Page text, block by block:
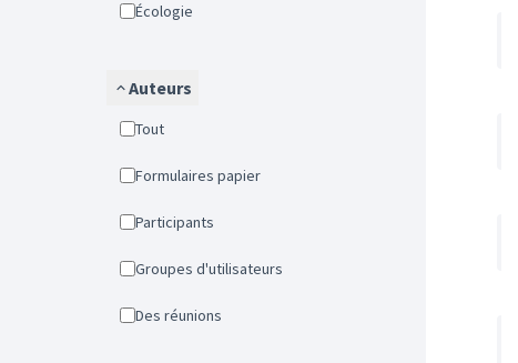
Écologie
Auteurs
Tout
Formulaires papier
Participants
Groupes d'utilisateurs
Des réunions